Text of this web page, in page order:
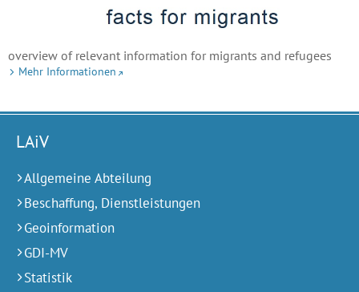
overview of relevant information for migrants and refugees
Mehr Informationen
LAiV
Allgemeine Abteilung
Beschaffung, Dienstleistungen
Geoinformation
GDI-MV
Statistik